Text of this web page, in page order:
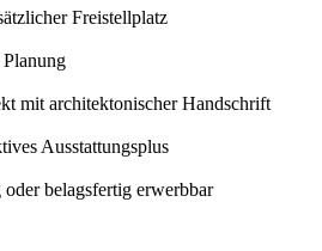
Freistellplatz
mit architektonischer Handschrift
Ausstattungsplus
belagsfertig erwerbbar